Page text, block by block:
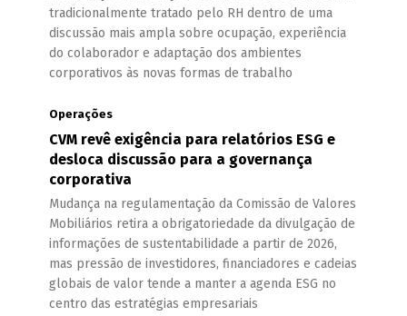
tradicionalmente tratado pelo RH dentro de uma
discussão mais ampla sobre ocupação, experiência
do colaborador e adaptação dos ambientes
corporativos às novas formas de trabalho
Operações
CVM revê exigência para relatórios ESG e
desloca discussão para a governança
corporativa
Mudança na regulamentação da Comissão de Valores
Mobiliários retira a obrigatoriedade da divulgação de
informações de sustentabilidade a partir de 2026,
mas pressão de investidores, financiadores e cadeias
globais de valor tende a manter a agenda ESG no
centro das estratégias empresariais